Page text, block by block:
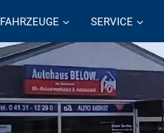
FAHRZEUGE SERVICE